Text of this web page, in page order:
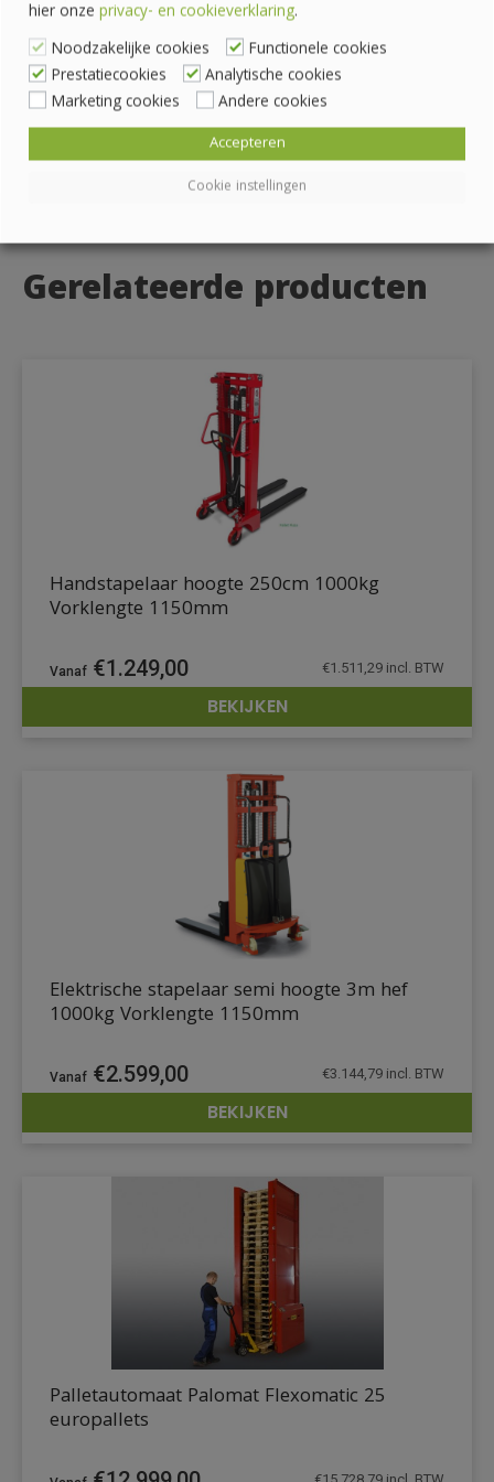
Gerelateerde producten
DETAILS
Handstapelaar hoogte 250cm 1000kg
Vorklengte 1150mm
€1.249,00 €1.511,29 incl. BTW
BEKIJKEN
DETAILS
Elektrische stapelaar semi hoogte 3m hef
1000kg Vorklengte 1150mm
€2.599,00 €3.144,79 incl. BTW
BEKIJKEN
Palletautomaat Palomat Flexomatic 25
europallets
hier onze privacy- en cookieverklaring.
Noodzakelijke cookies
Functionele cookies
Prestatiecookies
Analytische cookies
Marketing cookies
Andere cookies
Cookie instellingen
Accepteren